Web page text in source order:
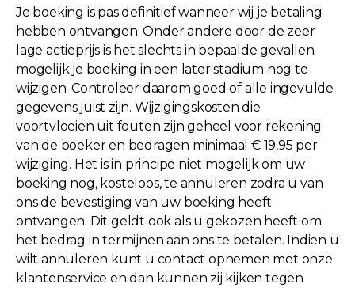
Je boeking is pas definitief wanneer wij je betaling
hebben ontvangen. Onder andere door de zeer
lage actieprijs is het slechts in bepaalde gevallen
mogelijk je boeking in een later stadium nog te
wijzigen. Controleer daarom goed of alle ingevulde
gegevens juist zijn. Wijzigingskosten die
voortvloeien uit fouten zijn geheel voor rekening
van de boeker en bedragen minimaal € 19,95 per
wijziging. Het is in principe niet mogelijk om uw
boeking nog, kosteloos, te annuleren zodra u van
ons de bevestiging van uw boeking heeft
ontvangen. Dit geldt ook als u gekozen heeft om
het bedrag in termijnen aan ons te betalen. Indien u
wilt annuleren kunt u contact opnemen met onze
klantenservice en dan kunnen zij kijken tegen